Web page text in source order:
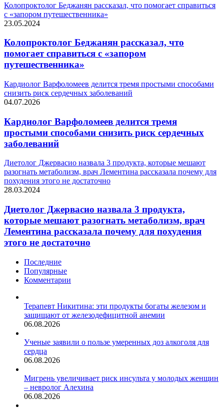
Колопроктолог Беджанян рассказал, что помогает справиться
с «запором путешественника»
23.05.2024
Колопроктолог Беджанян рассказал, что
помогает справиться с «запором
путешественника»
Кардиолог Варфоломеев делится тремя простыми способами
снизить риск сердечных заболеваний
04.07.2026
Кардиолог Варфоломеев делится тремя
простыми способами снизить риск сердечных
заболеваний
Диетолог Джервасио назвала 3 продукта, которые мешают
разогнать метаболизм, врач Лементина рассказала почему для
похудения этого не достаточно
28.03.2024
Диетолог Джервасио назвала 3 продукта,
которые мешают разогнать метаболизм, врач
Лементина рассказала почему для похудения
этого не достаточно
Последние
Популярные
Комментарии
Терапевт Никитина: эти продукты богаты железом и
защищают от железодефицитной анемии
06.08.2026
Ученые заявили о пользе умеренных доз алкоголя для
сердца
06.08.2026
Мигрень увеличивает риск инсульта у молодых женщин
– невролог Алехина
06.08.2026